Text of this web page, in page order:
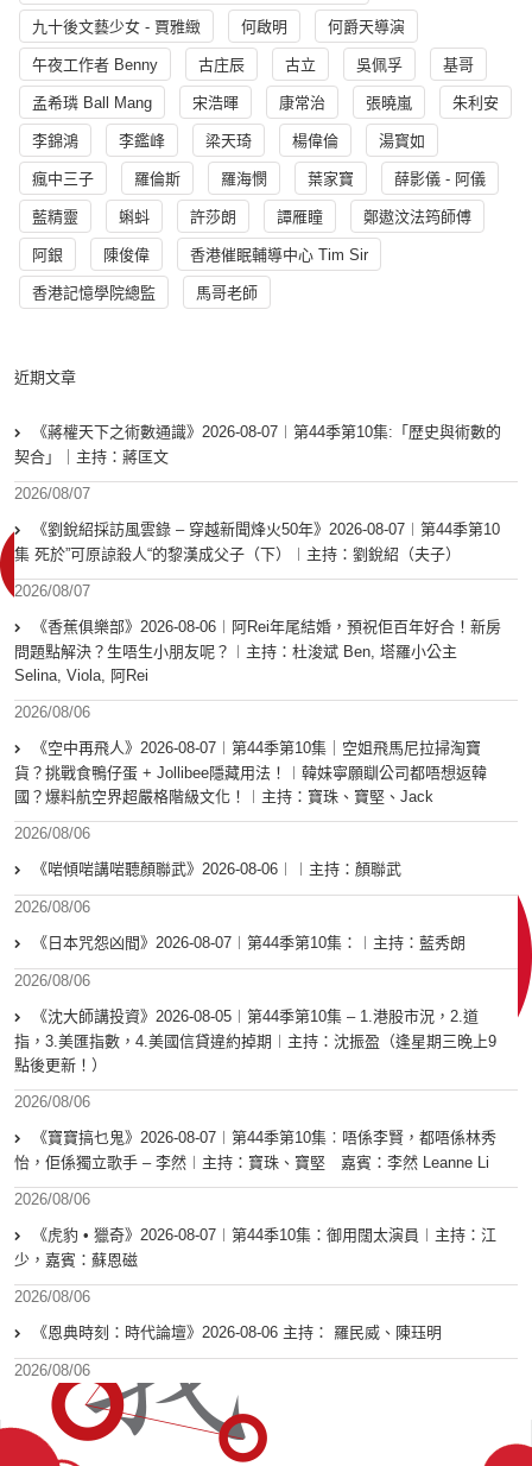
九十後文藝少女 - 賈雅緻 何啟明 何爵天導演
午夜工作者 Benny 古庄辰 古立 吳佩孚 基哥
孟希璘 Ball Mang 宋浩暉 康常治 張曉嵐 朱利安
李錦鴻 李鑑峰 梁天琦 楊偉倫 湯寳如
瘋中三子 羅倫斯 羅海憫 葉家寶 薛影儀 - 阿儀
藍精靈 蝌蚪 許莎朗 譚雁瞳 鄭遨汶法筠師傅
阿銀 陳俊偉 香港催眠輔導中心 Tim Sir
香港記憶學院總監 馬哥老師
近期文章
《蔣權天下之術數通識》2026-08-07︱第44季第10集:「歴史與術數的
契合」｜主持：蔣匡文
2026/08/07
《劉銳紹採訪風雲錄 – 穿越新聞烽火50年》2026-08-07︱第44季第10
集 死於”可原諒殺人“的黎漢成父子（下）︱主持：劉銳紹（夫子）
2026/08/07
《香蕉俱樂部》2026-08-06︱阿Rei年尾結婚，預祝佢百年好合！新房
問題點解決？生唔生小朋友呢？︱主持：杜浚斌 Ben, 塔羅小公主
Selina, Viola, 阿Rei
2026/08/06
《空中再飛人》2026-08-07︱第44季第10集｜空姐飛馬尼拉掃淘寶
貨？挑戰食鴨仔蛋 + Jollibee隱藏用法！︱韓妹寧願瞓公司都唔想返韓
國？爆料航空界超嚴格階級文化！︱主持：寶珠、寶堅、Jack
2026/08/06
《啱傾啱講啱聽顏聯武》2026-08-06︱︱主持：顏聯武
2026/08/06
《日本咒怨凶間》2026-08-07︱第44季第10集：︱主持：藍秀朗
2026/08/06
《沈大師講投資》2026-08-05︱第44季第10集 – 1.港股市況，2.道
指，3.美匯指數，4.美國信貸違約掉期︱主持：沈振盈（逢星期三晚上9
點後更新！）
2026/08/06
《寶寶搞乜鬼》2026-08-07︱第44季第10集︰唔係李賢，都唔係林秀
怡，佢係獨立歌手 – 李然︱主持：寶珠、寶堅 嘉賓：李然 Leanne Li
2026/08/06
《虎豹 • 獵奇》2026-08-07︱第44季10集：御用闊太演員︱主持：江
少，嘉賓：蘇恩磁
2026/08/06
《恩典時刻：時代論壇》2026-08-06 主持： 羅民威、陳珏明
2026/08/06